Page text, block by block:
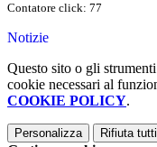
Contatore click: 77
Notizie
Questo sito o gli
cookie necessari al
COOKIE POLICY.
Personalizza Rifiuta tutti